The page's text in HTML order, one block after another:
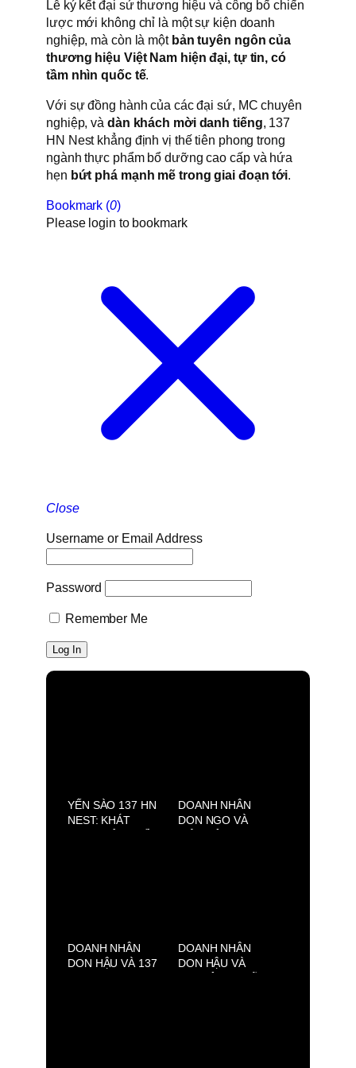
Lễ ký kết đại sứ thương hiệu và công bố chiến
lược mới không chỉ là một sự kiện doanh
nghiệp, mà còn là một bản tuyên ngôn của
thương hiệu Việt Nam hiện đại, tự tin, có
tầm nhìn quốc tế.
Với sự đồng hành của các đại sứ, MC chuyên
nghiệp, và dàn khách mời danh tiếng, 137
HN Nest khẳng định vị thế tiên phong trong
ngành thực phẩm bổ dưỡng cao cấp và hứa
hẹn bứt phá mạnh mẽ trong giai đoạn tới.
Bookmark (0)
Please login to bookmark
Close
Username or Email Address
Password
Remember Me
YẾN SÀO 137 HN
NEST: KHÁT
DOANH NHÂN
DON NGO VÀ
DOANH NHÂN
DON HẬU VÀ 137
DOANH NHÂN
DON HẬU VÀ